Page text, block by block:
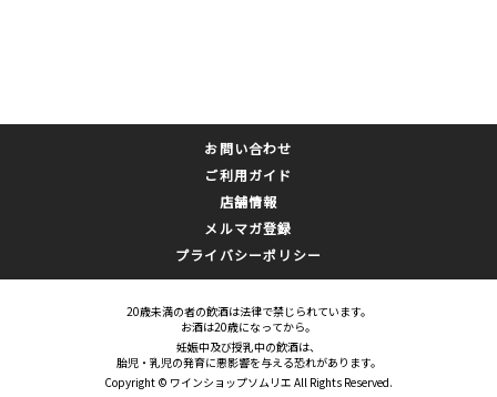
お問い合わせ
ご利用ガイド
店舗情報
メルマガ登録
プライバシーポリシー
20歳未満の者の飲酒は法律で禁じられています。
お酒は20歳になってから。
妊娠中及び授乳中の飲酒は、
胎児・乳児の発育に悪影響を与える恐れがあります。
Copyright © ワインショップソムリエ All Rights Reserved.